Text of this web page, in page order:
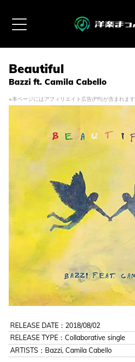
Beautiful
Bazzi ft. Camila Cabello
※本ページにはアフィリエイト広告(PR)が含まれます
RELEASE DATE：2018/08/02
RELEASE TYPE：Collaborative single
ARTISTS： Bazzi, Camila Cabello